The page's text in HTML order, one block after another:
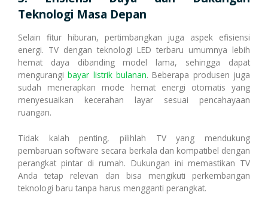
Teknologi Masa Depan
Selain fitur hiburan, pertimbangkan juga aspek efisiensi
energi. TV dengan teknologi LED terbaru umumnya lebih
hemat daya dibanding model lama, sehingga dapat
mengurangibayar listrik bulanan. Beberapa produsen juga
sudah menerapkan mode hemat energi otomatis yang
menyesuaikan kecerahan layar sesuai pencahayaan
ruangan.
Tidak kalah penting, pilihlah TV yang mendukung
pembaruan software secara berkala dan kompatibel dengan
perangkat pintar di rumah. Dukungan ini memastikan TV
Anda tetap relevan dan bisa mengikuti perkembangan
teknologi baru tanpa harus mengganti perangkat.